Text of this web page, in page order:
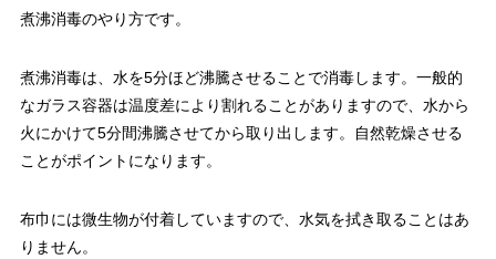
煮沸消毒のやり方です。
煮沸消毒は、水を5分ほど沸騰させることで消毒します。一般的
なガラス容器は温度差により割れることがありますので、水から
火にかけて5分間沸騰させてから取り出します。自然乾燥させる
ことがポイントになります。
布巾には微生物が付着していますので、水気を拭き取ることはあ
りません。